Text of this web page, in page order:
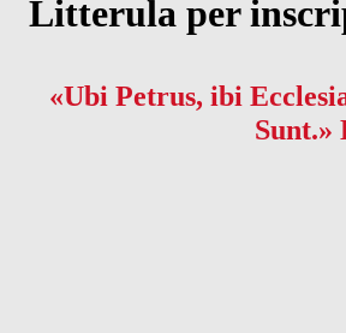
Litterula per
«Ubi Petrus, ibi
Sunt.»